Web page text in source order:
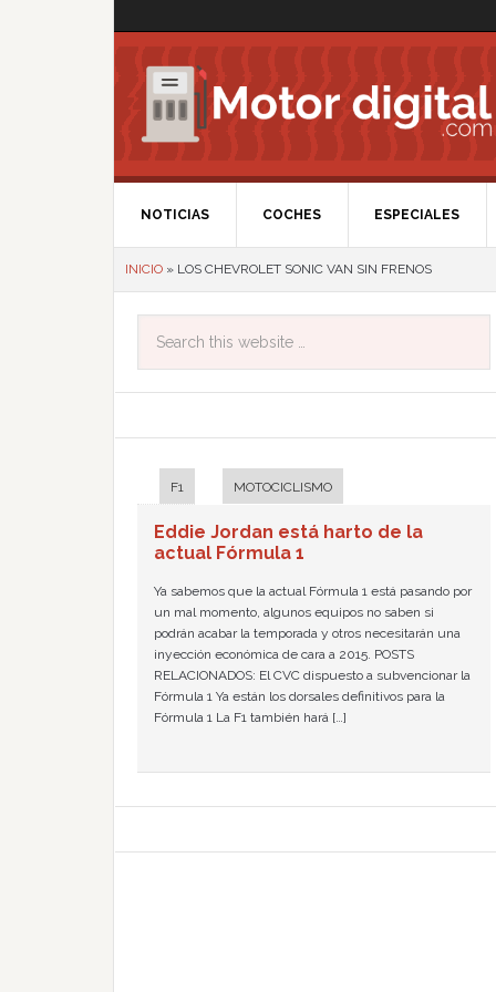
NOTICIAS COCHES ESPECIALES
INICIO » LOS CHEVROLET SONIC VAN SIN FRENOS
F1 MOTOCICLISMO
Eddie Jordan está harto de la
actual Fórmula 1
Ya sabemos que la actual Fórmula 1 está pasando por
un mal momento, algunos equipos no saben si
podrán acabar la temporada y otros necesitarán una
inyección económica de cara a 2015. POSTS
RELACIONADOS: El CVC dispuesto a subvencionar la
Fórmula 1 Ya están los dorsales definitivos para la
Fórmula 1 La F1 también hará […]